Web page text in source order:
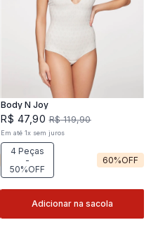
Body N Joy
R$ 47,90 R$ 119,90
Em até 1x sem juros
4 Peças
-
50%OFF
60%OFF
Adicionar na sacola